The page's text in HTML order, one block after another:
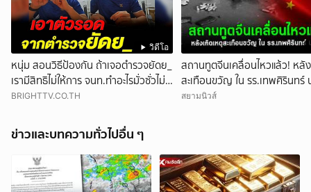
วิดีโอ
หนุ่ม สอนวิธีป้องกัน ถ้าเจอตำรวจยัดย_
เรามีสิทธิไม่ให้การ จนท.ทำอะไรมั่วซั่วไม่
ได้
BRIGHTTV.CO.TH
สถานทูตจีนเคลื่อนไหวแล้ว! หลั
สะเทือนขวัญ ใน รร.เทพศิรินทร์
สยามนิวส์
ข่าวและบทความทั่วไปอื่น ๆ